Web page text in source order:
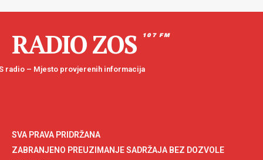
RADIO ZOS 107 FM
radio – Mjesto provjerenih informacija
SVA PRAVA PRIDRŽANA
ZABRANJENO PREUZIMANJE SADRŽAJA BEZ DOZVOLE